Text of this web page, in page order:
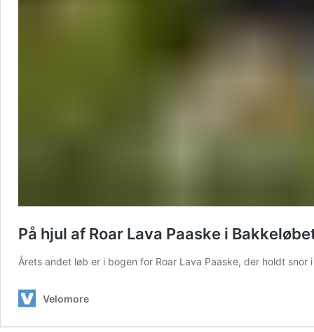
På hjul af Roar Lava Paaske i
Årets andet løb er i bogen for Roar Lava Paaske, der holdt
Velomore